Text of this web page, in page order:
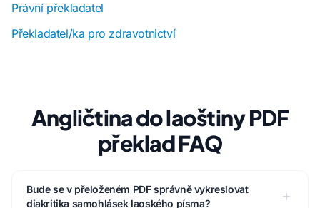
Právní překladatel
Překladatel/ka pro zdravotnictví
Angličtina do laoštiny PDF
překlad FAQ
Bude se v přeloženém PDF správně vykreslovat
diakritika samohlásek laoského písma?